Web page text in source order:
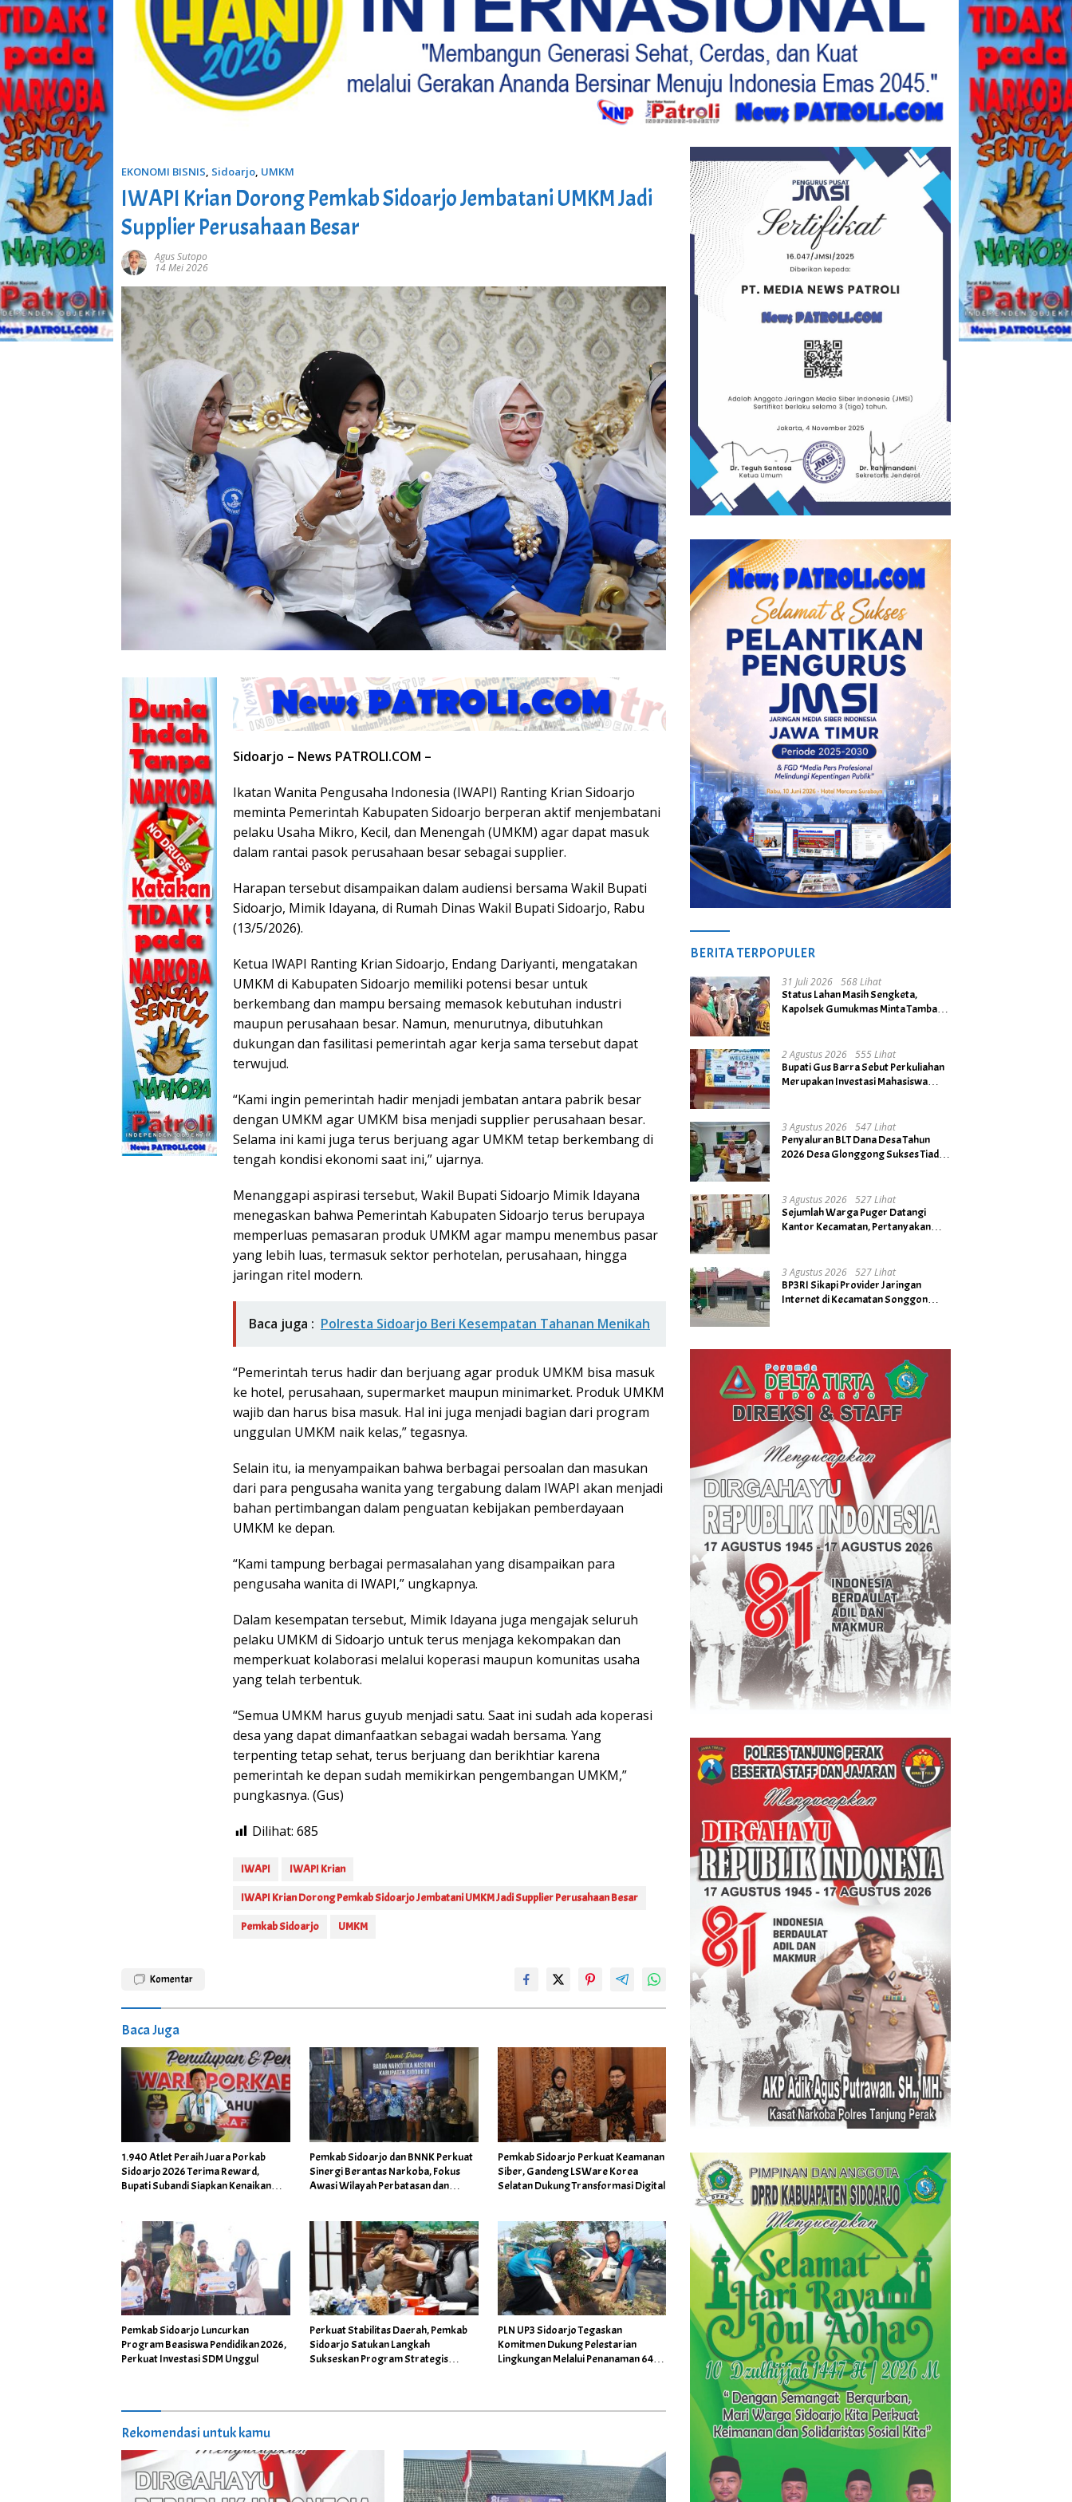
EKONOMI BISNIS, Sidoarjo, UMKM
IWAPI Krian Dorong Pemkab Sidoarjo Jembatani UMKM Jadi
Supplier Perusahaan Besar
Agus Sutopo
14 Mei 2026
Sidoarjo – News PATROLI.COM –
Ikatan Wanita Pengusaha Indonesia (IWAPI) Ranting Krian Sidoarjo
meminta Pemerintah Kabupaten Sidoarjo berperan aktif menjembatani
pelaku Usaha Mikro, Kecil, dan Menengah (UMKM) agar dapat masuk
dalam rantai pasok perusahaan besar sebagai supplier.
Harapan tersebut disampaikan dalam audiensi bersama Wakil Bupati
Sidoarjo, Mimik Idayana, di Rumah Dinas Wakil Bupati Sidoarjo, Rabu
(13/5/2026).
Ketua IWAPI Ranting Krian Sidoarjo, Endang Dariyanti, mengatakan
UMKM di Kabupaten Sidoarjo memiliki potensi besar untuk
berkembang dan mampu bersaing memasok kebutuhan industri
maupun perusahaan besar. Namun, menurutnya, dibutuhkan
dukungan dan fasilitasi pemerintah agar kerja sama tersebut dapat
terwujud.
“Kami ingin pemerintah hadir menjadi jembatan antara pabrik besar
dengan UMKM agar UMKM bisa menjadi supplier perusahaan besar.
Selama ini kami juga terus berjuang agar UMKM tetap berkembang di
tengah kondisi ekonomi saat ini,” ujarnya.
Menanggapi aspirasi tersebut, Wakil Bupati Sidoarjo Mimik Idayana
menegaskan bahwa Pemerintah Kabupaten Sidoarjo terus berupaya
memperluas pemasaran produk UMKM agar mampu menembus pasar
yang lebih luas, termasuk sektor perhotelan, perusahaan, hingga
jaringan ritel modern.
Baca juga : Polresta Sidoarjo Beri Kesempatan Tahanan Menikah
“Pemerintah terus hadir dan berjuang agar produk UMKM bisa masuk
ke hotel, perusahaan, supermarket maupun minimarket. Produk UMKM
wajib dan harus bisa masuk. Hal ini juga menjadi bagian dari program
unggulan UMKM naik kelas,” tegasnya.
Selain itu, ia menyampaikan bahwa berbagai persoalan dan masukan
dari para pengusaha wanita yang tergabung dalam IWAPI akan menjadi
bahan pertimbangan dalam penguatan kebijakan pemberdayaan
UMKM ke depan.
“Kami tampung berbagai permasalahan yang disampaikan para
pengusaha wanita di IWAPI,” ungkapnya.
Dalam kesempatan tersebut, Mimik Idayana juga mengajak seluruh
pelaku UMKM di Sidoarjo untuk terus menjaga kekompakan dan
memperkuat kolaborasi melalui koperasi maupun komunitas usaha
yang telah terbentuk.
“Semua UMKM harus guyub menjadi satu. Saat ini sudah ada koperasi
desa yang dapat dimanfaatkan sebagai wadah bersama. Yang
terpenting tetap sehat, terus berjuang dan berikhtiar karena
pemerintah ke depan sudah memikirkan pengembangan UMKM,”
pungkasnya. (Gus)
Dilihat: 685
IWAPI IWAPI Krian
IWAPI Krian Dorong Pemkab Sidoarjo Jembatani UMKM Jadi Supplier Perusahaan Besar
Pemkab Sidoarjo UMKM
Komentar
Baca Juga
1.940 Atlet Peraih Juara Porkab
Sidoarjo 2026 Terima Reward,
Bupati Subandi Siapkan Kenaikan
Pemkab Sidoarjo dan BNNK Perkuat
Sinergi Berantas Narkoba, Fokus
Awasi Wilayah Perbatasan dan
Pemkab Sidoarjo Perkuat Keamanan
Siber, Gandeng LSWare Korea
Selatan Dukung Transformasi Digital
Pemkab Sidoarjo Luncurkan
Program Beasiswa Pendidikan 2026,
Perkuat Investasi SDM Unggul
Perkuat Stabilitas Daerah, Pemkab
Sidoarjo Satukan Langkah
Sukseskan Program Strategis
PLN UP3 Sidoarjo Tegaskan
Komitmen Dukung Pelestarian
Lingkungan Melalui Penanaman 644
Rekomendasi untuk kamu
BERITA TERPOPULER
31 Juli 2026
568 Lihat
Status Lahan Masih Sengketa,
Kapolsek Gumukmas Minta Tambang
2 Agustus 2026
555 Lihat
Bupati Gus Barra Sebut Perkuliahan
Merupakan Investasi Mahasiswa
3 Agustus 2026
547 Lihat
Penyaluran BLT Dana Desa Tahun
2026 Desa Glonggong Sukses Tiada
3 Agustus 2026
527 Lihat
Sejumlah Warga Puger Datangi
Kantor Kecamatan, Pertanyakan
3 Agustus 2026
527 Lihat
BP3RI Sikapi Provider Jaringan
Internet di Kecamatan Songgon